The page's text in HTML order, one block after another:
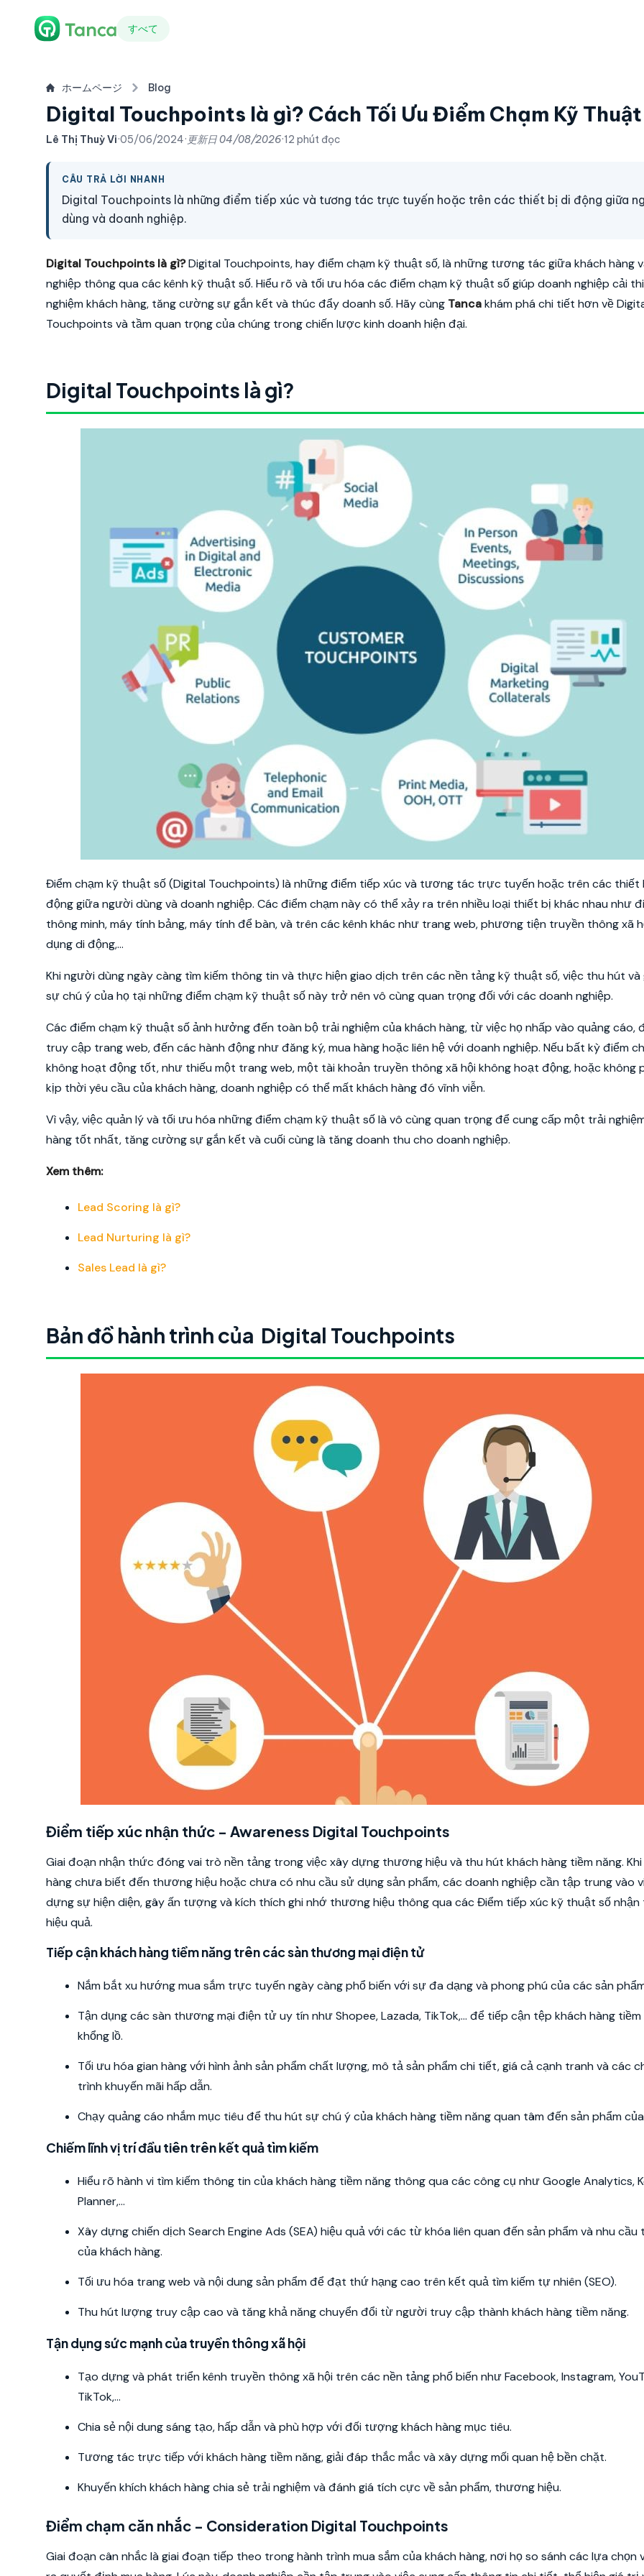
すべて
ホームページ Blog
Digital Touchpoints là gì? Cách Tối Ưu Điểm Chạm Kỹ
Lê Thị Thuỳ Vi·05/06/2024· 更新日04/08/2026·12 phút đọc
CÂU TRẢ LỜI NHANH
Digital Touchpoints là những điểm tiếp xúc và tương tác trực tuyến hoặc trên các thiết bị di động giữa
dùng và doanh nghiệp.
Digital Touchpoints là gì?Digital Touchpoints, hay điểm chạm kỹ thuật số, là những tương tác giữa khách hàng
nghiệp thông qua các kênh kỹ thuật số. Hiểu rõ và tối ưu hóa các điểm chạm kỹ thuật số giúp doanh nghiệp cải
nghiệm khách hàng, tăng cường sự gắn kết và thúc đẩy doanh số. Hãy cùng Tancakhám phá chi tiết hơn về
Touchpoints và tầm quan trọng của chúng trong chiến lược kinh doanh hiện đại.
Digital Touchpoints là gì?
Điểm chạm kỹ thuật số (Digital Touchpoints) là những điểm tiếp xúc và tương tác trực tuyến hoặc trên các thiết
động giữa người dùng và doanh nghiệp. Các điểm chạm này có thể xảy ra trên nhiều loại thiết bị khác nhau như
thông minh, máy tính bảng, máy tính để bàn, và trên các kênh khác như trang web, phương tiện truyền thông xã
dụng di động,...
Khi người dùng ngày càng tìm kiếm thông tin và thực hiện giao dịch trên các nền tảng kỹ thuật số, việc thu hút và
sự chú ý của họ tại những điểm chạm kỹ thuật số này trở nên vô cùng quan trọng đối với các doanh nghiệp.
Các điểm chạm kỹ thuật số ảnh hưởng đến toàn bộ trải nghiệm của khách hàng, từ việc họ nhấp vào quảng cáo,
truy cập trang web, đến các hành động như đăng ký, mua hàng hoặc liên hệ với doanh nghiệp. Nếu bất kỳ điểm
không hoạt động tốt, như thiếu một trang web, một tài khoản truyền thông xã hội không hoạt động, hoặc không
kịp thời yêu cầu của khách hàng, doanh nghiệp có thể mất khách hàng đó vĩnh viễn.
Vì vậy, việc quản lý và tối ưu hóa những điểm chạm kỹ thuật số là vô cùng quan trọng để cung cấp một trải
hàng tốt nhất, tăng cường sự gắn kết và cuối cùng là tăng doanh thu cho doanh nghiệp.
Xem thêm:
Lead Scoring là gì?
Lead Nurturing là gì?
Sales Lead là gì?
Bản đồ hành trình của Digital Touchpoints
Điểm tiếp xúc nhận thức - Awareness Digital Touchpoints
Giai đoạn nhận thức đóng vai trò nền tảng trong việc xây dựng thương hiệu và thu hút khách hàng tiềm năng. Khi
hàng chưa biết đến thương hiệu hoặc chưa có nhu cầu sử dụng sản phẩm, các doanh nghiệp cần tập trung vào
dựng sự hiện diện, gây ấn tượng và kích thích ghi nhớ thương hiệu thông qua các Điểm tiếp xúc kỹ thuật số
hiệu quả.
Tiếp cận khách hàng tiềm năng trên các sàn thương mại điện tử
Nắm bắt xu hướng mua sắm trực tuyến ngày càng phổ biến với sự đa dạng và phong phú của các sản
Tận dụng các sàn thương mại điện tử uy tín như Shopee, Lazada, TikTok,... để tiếp cận tệp khách hàng tiềm
khổng lồ.
Tối ưu hóa gian hàng với hình ảnh sản phẩm chất lượng, mô tả sản phẩm chi tiết, giá cả cạnh tranh và các
trình khuyến mãi hấp dẫn.
Chạy quảng cáo nhắm mục tiêu để thu hút sự chú ý của khách hàng tiềm năng quan tâm đến sản phẩm
Chiếm lĩnh vị trí đầu tiên trên kết quả tìm kiếm
Hiểu rõ hành vi tìm kiếm thông tin của khách hàng tiềm năng thông qua các công cụ như Google Analytics,
Planner,...
Xây dựng chiến dịch Search Engine Ads (SEA) hiệu quả với các từ khóa liên quan đến sản phẩm và nhu cầu
của khách hàng.
Tối ưu hóa trang web và nội dung sản phẩm để đạt thứ hạng cao trên kết quả tìm kiếm tự nhiên (SEO).
Thu hút lượng truy cập cao và tăng khả năng chuyển đổi từ người truy cập thành khách hàng tiềm năng.
Tận dụng sức mạnh của truyền thông xã hội
Tạo dựng và phát triển kênh truyền thông xã hội trên các nền tảng phổ biến như Facebook, Instagram,
TikTok,...
Chia sẻ nội dung sáng tạo, hấp dẫn và phù hợp với đối tượng khách hàng mục tiêu.
Tương tác trực tiếp với khách hàng tiềm năng, giải đáp thắc mắc và xây dựng mối quan hệ bền chặt.
Khuyến khích khách hàng chia sẻ trải nghiệm và đánh giá tích cực về sản phẩm, thương hiệu.
Điểm chạm căn nhắc - Consideration Digital Touchpoints
Giai đoạn cân nhắc là giai đoạn tiếp theo trong hành trình mua sắm của khách hàng, nơi họ so sánh các lựa chọn